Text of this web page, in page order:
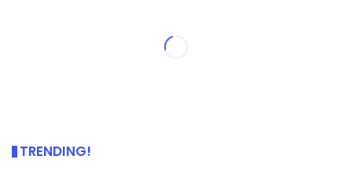
TRENDING!